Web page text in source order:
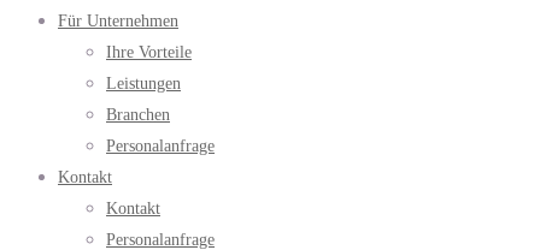
Für Unternehmen
Ihre Vorteile
Leistungen
Branchen
Personalanfrage
Kontakt
Kontakt
Personalanfrage